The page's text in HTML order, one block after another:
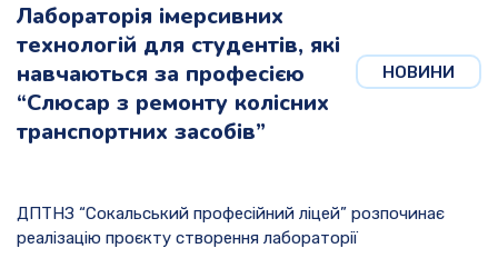
НОВИНИ
Лабораторія імерсивних
технологій для студентів, які
навчаються за професією
“Слюсар з ремонту колісних
транспортних засобів”
ДПТНЗ “Сокальський професійний ліцей” розпочинає
реалізацію проєкту створення лабораторії